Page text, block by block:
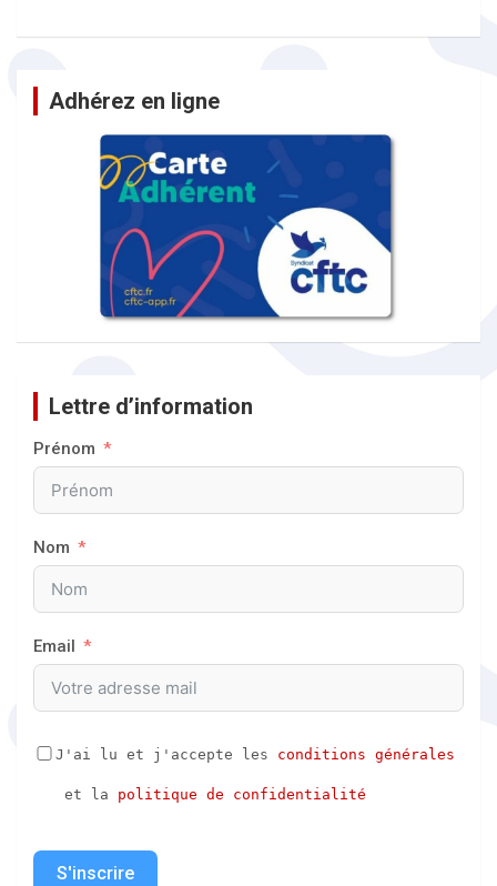
Adhérez en ligne
Lettre d’information
Prénom
Nom
Email
J'ai lu et j'accepte les conditions générales
et la politique de confidentialité
S'inscrire